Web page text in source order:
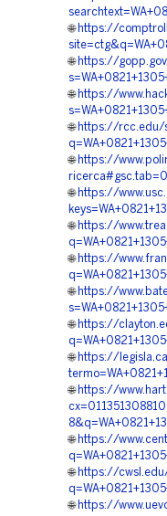
🌐 https://
🌐 https://
🌐 https://
🌐 https://rcc.edu/
🌐 https://
🌐 https://
🌐 https://
🌐 https://
🌐 https://
🌐 https://
🌐 https://
🌐 https://
🌐 https://
🌐 https://
🌐 https://